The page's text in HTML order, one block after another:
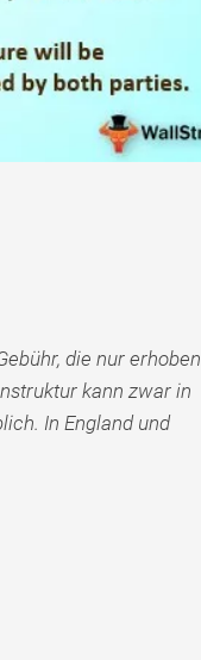
die nur erhoben
kann zwar in
In England und